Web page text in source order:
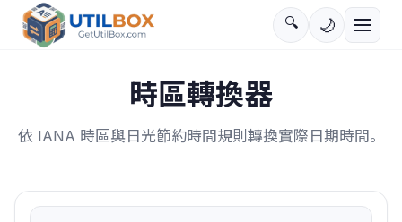
🔍 🌙
時區轉換器
依 IANA 時區與日光節約時間規則轉換實際日期時間。